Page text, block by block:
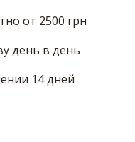
от 2500 грн
день в день
14 дней